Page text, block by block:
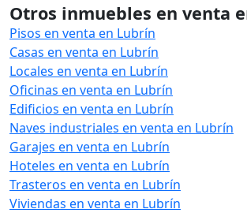
Otros inmuebles en venta
Pisos en venta en Lubrín
Casas en venta en Lubrín
Locales en venta en Lubrín
Oficinas en venta en Lubrín
Edificios en venta en Lubrín
Naves industriales en venta en Lubrín
Garajes en venta en Lubrín
Hoteles en venta en Lubrín
Trasteros en venta en Lubrín
Viviendas en venta en Lubrín